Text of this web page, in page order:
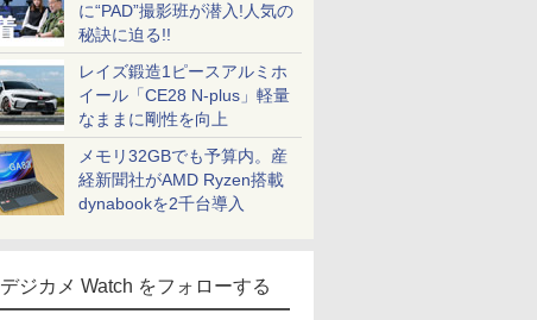
に“PAD”撮影班が潜入!人気の
秘訣に迫る!!
レイズ鍛造1ピースアルミホ
イール「CE28 N-plus」軽量
なままに剛性を向上
メモリ32GBでも予算内。産
経新聞社がAMD Ryzen搭載
dynabookを2千台導入
デジカメ Watch をフォローする